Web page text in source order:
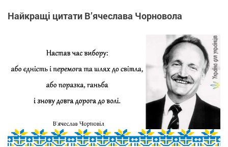
Найкращі цитати В’ячеслава Чорновола